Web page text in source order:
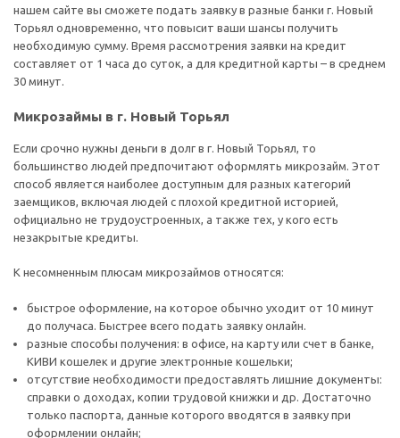
нашем сайте вы сможете подать заявку в разные банки г. Новый
Торьял одновременно, что повысит ваши шансы получить
необходимую сумму. Время рассмотрения заявки на кредит
составляет от 1 часа до суток, а для кредитной карты – в среднем
30 минут.
Микрозаймы в г. Новый Торьял
Если срочно нужны деньги в долг в г. Новый Торьял, то
большинство людей предпочитают оформлять микрозайм. Этот
способ является наиболее доступным для разных категорий
заемщиков, включая людей с плохой кредитной историей,
официально не трудоустроенных, а также тех, у кого есть
незакрытые кредиты.
К несомненным плюсам микрозаймов относятся:
быстрое оформление, на которое обычно уходит от 10 минут
до получаса. Быстрее всего подать заявку онлайн.
разные способы получения: в офисе, на карту или счет в банке,
КИВИ кошелек и другие электронные кошельки;
отсутствие необходимости предоставлять лишние документы:
справки о доходах, копии трудовой книжки и др. Достаточно
только паспорта, данные которого вводятся в заявку при
оформлении онлайн;